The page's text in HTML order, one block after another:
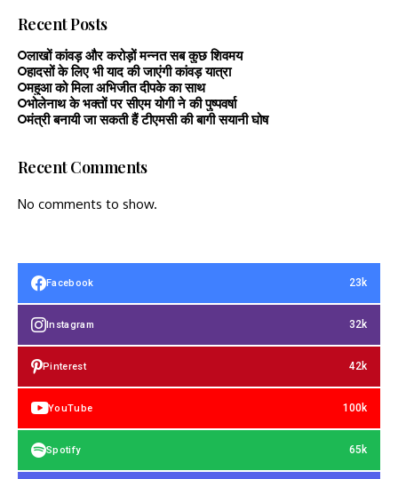
Recent Posts
लाखों कांवड़ और करोड़ों मन्नत सब कुछ शिवमय
हादसों के लिए भी याद की जाएंगी कांवड़ यात्रा
महुआ को मिला अभिजीत दीपके का साथ
भोलेनाथ के भक्तों पर सीएम योगी ने की पुष्पवर्षा
मंत्री बनायी जा सकती हैं टीएमसी की बागी सयानी घोष
Recent Comments
No comments to show.
Facebook 23k
Instagram 32k
Pinterest 42k
YouTube 100k
Spotify 65k